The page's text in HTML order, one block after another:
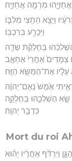
מִרְמָ֥ה אֲחַזְיָֽה׃
וַיֵּצֵ֥א הַחֵ֖צִי מִלִּבּ֑וֹ
וַיִּכְרַ֖ע בְּרִכְבּֽוֹ׃
בְּחֶלְקַ֕ת שְׂדֵ֖ה
צְמָדִים֙ אַֽחֲרֵי֙ אַחְאָ֣ב
עָלָ֔יו אֶת־הַמַּשָּׂ֖א הַזֶּֽה׃
אֶ֙מֶשׁ֙ נְאֻם־יְהוָ֔ה
שָׂ֧א הַשְׁלִכֵ֛הוּ בַּחֶלְקָ֖ה
כִּדְבַ֥ר יְהוָֽה׃
Mort du roi
וַיִּרְדֹּ֨ף אַחֲרָ֜יו יֵה֗וּא